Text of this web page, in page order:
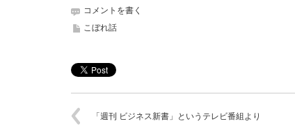
コメントを書く
こぼれ話
「週刊 ビジネス新書」というテレビ番組より